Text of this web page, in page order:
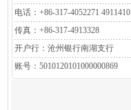
电话：+86-317-4052271 4911410
传真：+86-317-4913328
开户行：沧州银行南湖支行
账号：5010120101000000869